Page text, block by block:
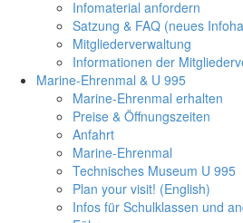
Infomaterial anfordern
Satzung & FAQ (neues
Mitgliederverwaltung
Informationen der
Marine-Ehrenmal & U 995
Marine-Ehrenmal erhalten
Preise & Öffnungszeiten
Anfahrt
Marine-Ehrenmal
Technisches Museum U 995
Plan your visit! (English)
Infos für Schulklassen und